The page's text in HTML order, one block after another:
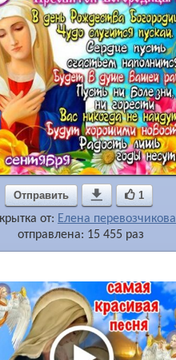
Отправить  1
от: Елена перевозчикова
отправлена: 15 455 раз